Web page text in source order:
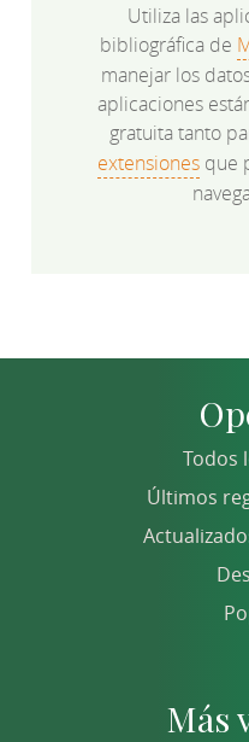
Utiliza las
bibliográfica de
manejar los
aplicaciones
gratuita tanto
extensiones que
Todos
Últimos
Más